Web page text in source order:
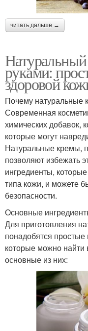
читать дальше →
руками:
здоровой
Почему натуральные
Современная
химических добавок,
которые могут
Натуральные кремы,
позволяют избежать
ингредиенты,
типа кожи, и можете
безопасности.
Основные
Для приготовления
понадобятся
которые можно найти
основные из них: